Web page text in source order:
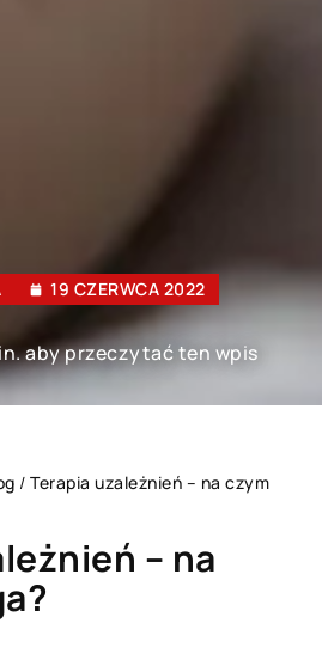
19 CZERWCA 2022
aby przeczytać ten wpis
/ Terapia uzależnień – na czym
– na